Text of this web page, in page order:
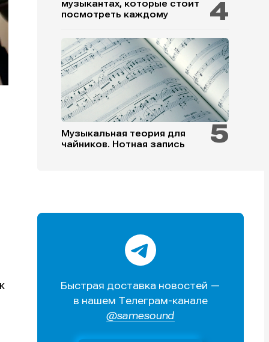
музыкантах, которые стоит
посмотреть каждому
Музыкальная теория для
чайников. Нотная запись
Быстрая доставка новостей —
в нашем Телеграм-канале
@samesound